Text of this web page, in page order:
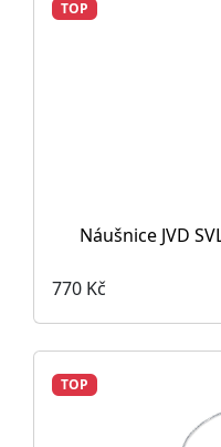
TOP
Náušnice JVD
770 Kč
TOP